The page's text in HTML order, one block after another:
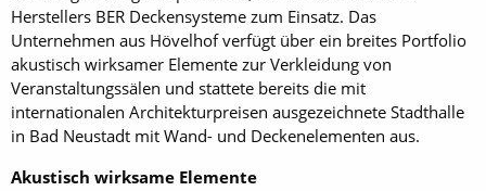
Herstellers BER Deckensysteme zum Einsatz. Das
Unternehmen aus Hövelhof verfügt über ein breites Portfolio
akustisch wirksamer Elemente zur Verkleidung von
Veranstaltungssälen und stattete bereits die mit
internationalen Architekturpreisen ausgezeichnete Stadthalle
in Bad Neustadt mit Wand- und Deckenelementen aus.
Akustisch wirksame Elemente